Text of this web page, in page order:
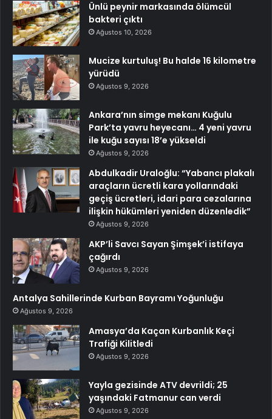
Ünlü peynir markasında ölümcül
bakteri çıktı
Ağustos 10, 2026
Mucize kurtuluş! Bu halde 16 kilometre
yürüdü
Ağustos 9, 2026
Ankara’nın simge mekanı Kuğulu
Park’ta yavru heyecanı… 4 yeni yavru
ile kuğu sayısı 18’e yükseldi
Ağustos 9, 2026
Abdulkadir Uraloğlu: “Yabancı plakalı
araçların ücretli kara yollarındaki
geçiş ücretleri, idari para cezalarına
ilişkin hükümleri yeniden düzenledik”
Ağustos 9, 2026
AKP’li Savcı Sayan Şimşek’i istifaya
çağırdı
Ağustos 9, 2026
Antalya Sahillerinde Kurban Bayramı Yoğunluğu
Ağustos 9, 2026
Amasya’da Kaçan Kurbanlık Keçi
Trafiği Kilitledi
Ağustos 9, 2026
Yayla gezisinde ATV devrildi; 25
yaşındaki Fatmanur can verdi
Ağustos 9, 2026